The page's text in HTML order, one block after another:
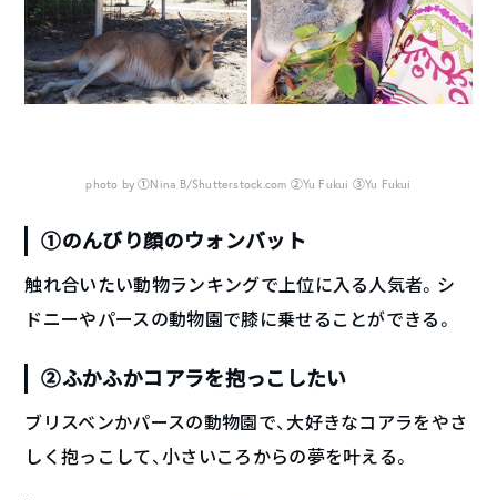
photo by ①Nina B/Shutterstock.com ②Yu Fukui ③Yu Fukui
①のんびり顔のウォンバット
触れ合いたい動物ランキングで上位に入る人気者。シ
ドニーやパースの動物園で膝に乗せることができる。
②ふかふかコアラを抱っこしたい
ブリスベンかパースの動物園で、大好きなコアラをやさ
しく抱っこして、小さいころからの夢を叶える。